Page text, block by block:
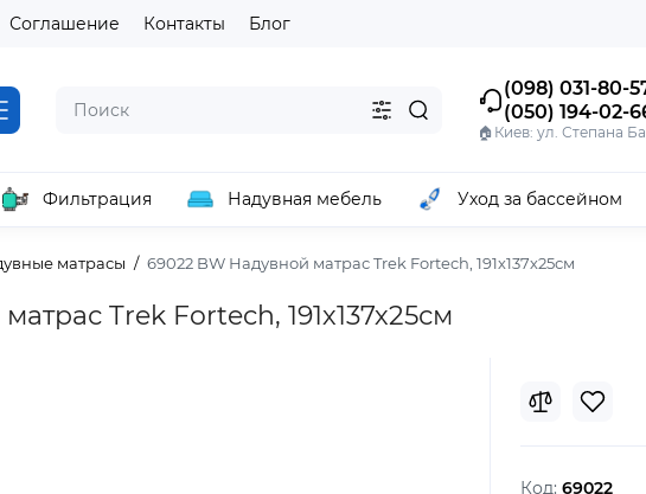
Соглашение Контакты Блог
(098) 031-80-
(050) 194-02-
🏠Киев: ул. Степана
Фильтрация Надувная мебель Уход за бассейном
матрасы 69022 BW Надувной матрас Trek Fortech, 191х137х25см
Trek Fortech, 191х137х25см
Код: 69022